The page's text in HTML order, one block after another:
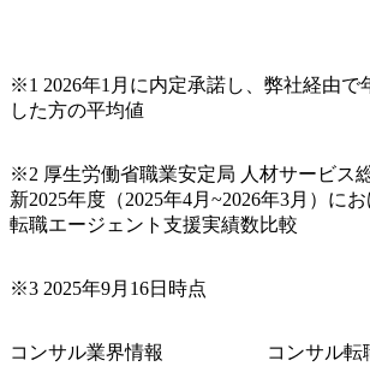
※1 2026年1月に内定承諾し、弊社経由で
した方の平均値
※2 厚生労働省職業安定局 人材サービス
新2025年度（2025年4月~2026年3月）に
転職エージェント支援実績数比較
※3 2025年9月16日時点
コンサル業界情報 コンサル転